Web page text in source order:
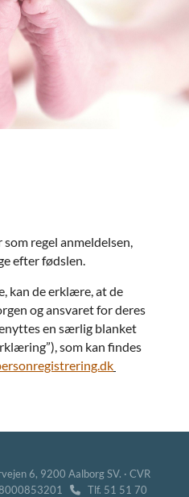
regel anmeldelsen,
efter fødslen.
kan de erklære, at de
og ansvaret for deres
en særlig blanket
som kan findes
6, 9200 Aalborg SV. · CVR
Tlf. 51 51 70